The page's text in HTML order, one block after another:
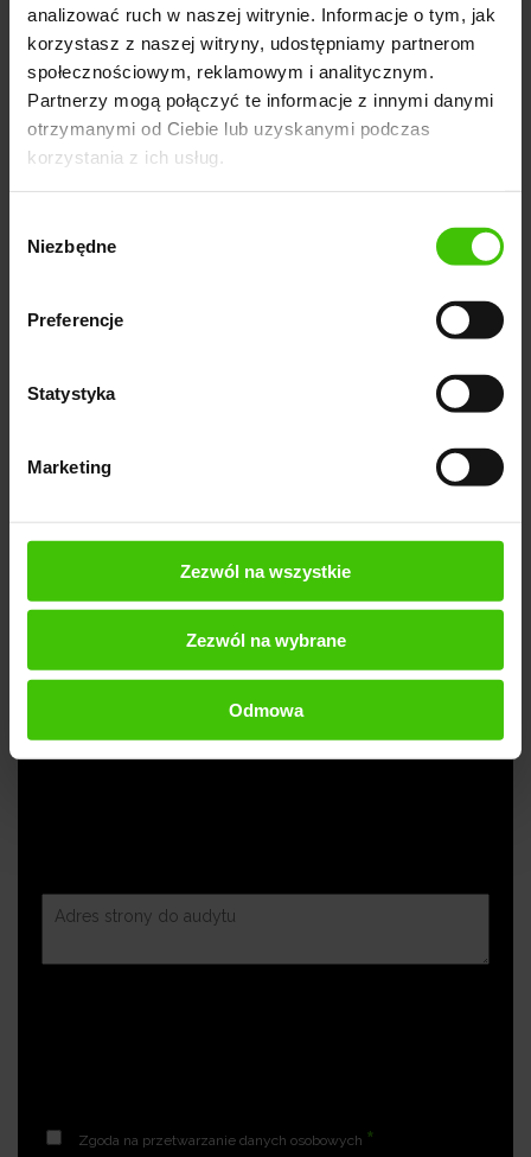
analizować ruch w naszej witrynie. Informacje o tym, jak
korzystasz z naszej witryny, udostępniamy partnerom
społecznościowym, reklamowym i analitycznym.
Partnerzy mogą połączyć te informacje z innymi danymi
otrzymanymi od Ciebie lub uzyskanymi podczas
korzystania z ich usług.
zgody
Niezbędne
Preferencje
Statystyka
Marketing
Zezwól na wszystkie
Zezwól na wybrane
Odmowa
zapewnić, że minifikacja jest odpowiednio
przeprowadzana, aby uniknąć błędów w kodzie.
Włączenie minifikacji do strategii optymalizacji witryny
jest kluczowe dla osiągnięcia wydajnej i
konkurencyjnej witryny internetowej.
Zamów 100% bezpłatny
otrzymaj darmowy ebook "LinkedIn: tajniki skutecznego
Zgoda na przetwarzanie danych osobowych *